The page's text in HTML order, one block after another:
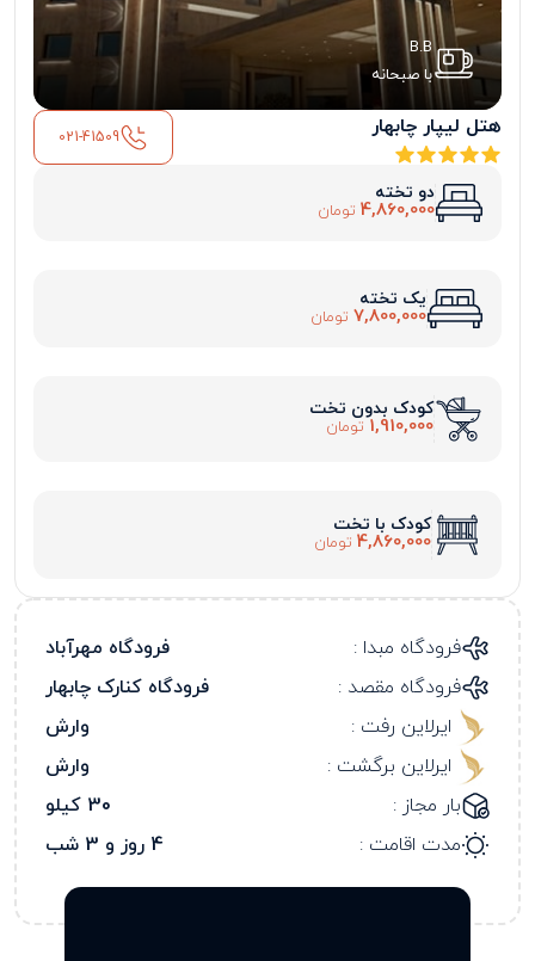
B.B
با صبحانه
هتل لیپار چابهار 021-41509
دو تخته
4,860,000 تومان
یک تخته
7,800,000 تومان
کودک بدون تخت
1,910,000 تومان
کودک با تخت
4,860,000 تومان
فرودگاه مبدا :
فرودگاه مهرآباد
فرودگاه مقصد :
فرودگاه کنارک چابهار
ایرلاین رفت :
وارش
ایرلاین برگشت :
وارش
بار مجاز :
30 کیلو
مدت اقامت :
4 روز و 3 شب